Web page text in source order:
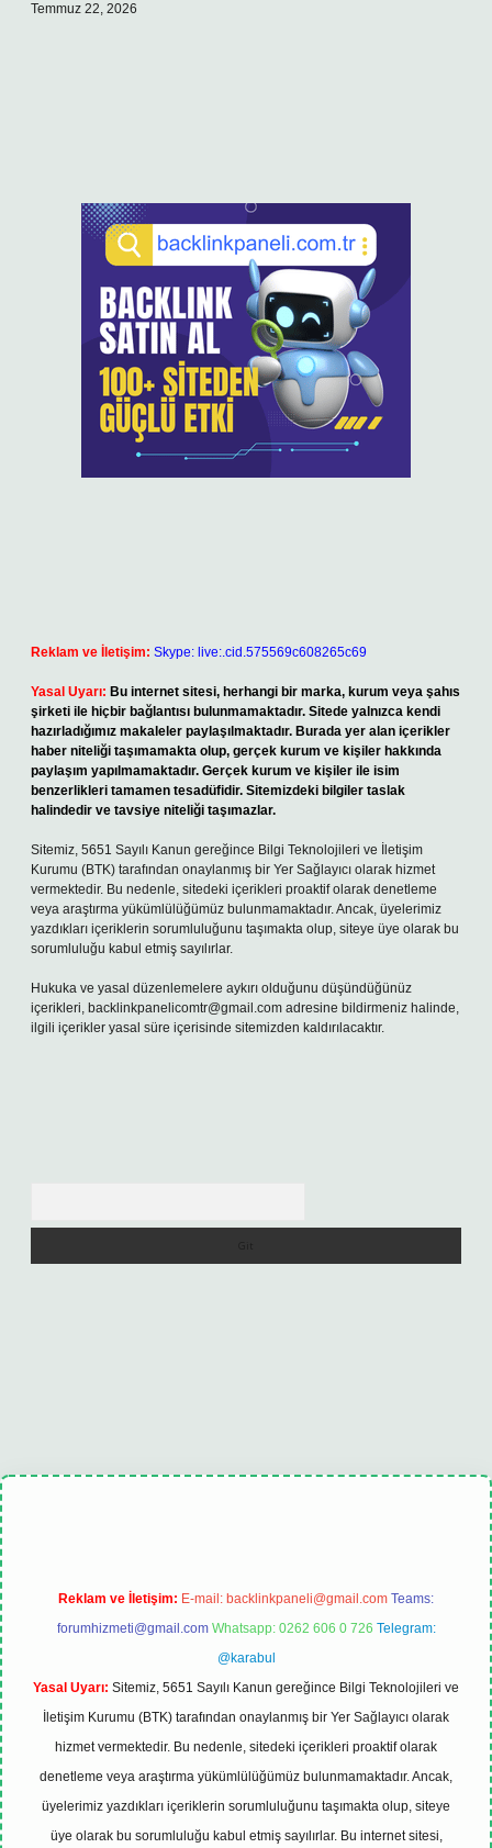
Temmuz 22, 2026
Reklam ve İletişim: Skype: live:.cid.575569c608265c69
Yasal Uyarı: Bu internet sitesi, herhangi bir marka, kurum veya şahıs
şirketi ile hiçbir bağlantısı bulunmamaktadır. Sitede yalnızca kendi
hazırladığımız makaleler paylaşılmaktadır. Burada yer alan içerikler
haber niteliği taşımamakta olup, gerçek kurum ve kişiler hakkında
paylaşım yapılmamaktadır. Gerçek kurum ve kişiler ile isim
benzerlikleri tamamen tesadüfidir. Sitemizdeki bilgiler taslak
halindedir ve tavsiye niteliği taşımazlar.
Sitemiz, 5651 Sayılı Kanun gereğince Bilgi Teknolojileri ve İletişim
Kurumu (BTK) tarafından onaylanmış bir Yer Sağlayıcı olarak hizmet
vermektedir. Bu nedenle, sitedeki içerikleri proaktif olarak denetleme
veya araştırma yükümlülüğümüz bulunmamaktadır. Ancak, üyelerimiz
yazdıkları içeriklerin sorumluluğunu taşımakta olup, siteye üye olarak bu
sorumluluğu kabul etmiş sayılırlar.
Hukuka ve yasal düzenlemelere aykırı olduğunu düşündüğünüz
içerikleri, backlinkpanelicomtr@gmail.com adresine bildirmeniz halinde,
ilgili içerikler yasal süre içerisinde sitemizden kaldırılacaktır.
tulipbet güncel
Reklam ve İletişim: E-mail: backlinkpaneli@gmail.com Teams:
forumhizmeti@gmail.com Whatsapp: 0262 606 0 726 Telegram:
@karabul
Yasal Uyarı: Sitemiz, 5651 Sayılı Kanun gereğince Bilgi Teknolojileri ve
İletişim Kurumu (BTK) tarafından onaylanmış bir Yer Sağlayıcı olarak
hizmet vermektedir. Bu nedenle, sitedeki içerikleri proaktif olarak
denetleme veya araştırma yükümlülüğümüz bulunmamaktadır. Ancak,
üyelerimiz yazdıkları içeriklerin sorumluluğunu taşımakta olup, siteye
üye olarak bu sorumluluğu kabul etmiş sayılırlar. Bu internet sitesi,